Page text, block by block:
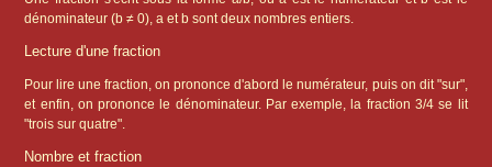
dénominateur (b ≠ 0), a et b sont deux nombres entiers.
Lecture d'une fraction
Pour lire une fraction, on prononce d'abord le numérateur, puis on dit "sur",
et enfin, on prononce le dénominateur. Par exemple, la fraction 3/4 se lit
"trois sur quatre".
Nombre et fraction